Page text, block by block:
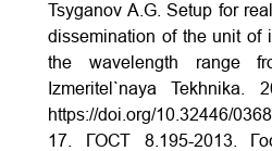
Tsyganov A.G. Setup for
dissemination of the unit of
the wavelength range
Izmeritel`naya
https://doi.org/10.32446/
17. ГОСТ 8.195-2013.